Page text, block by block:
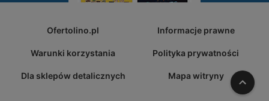
Ofertolino.pl Informacje prawne
Warunki korzystania Polityka prywatności
Dla sklepów detalicznych Mapa witryny W